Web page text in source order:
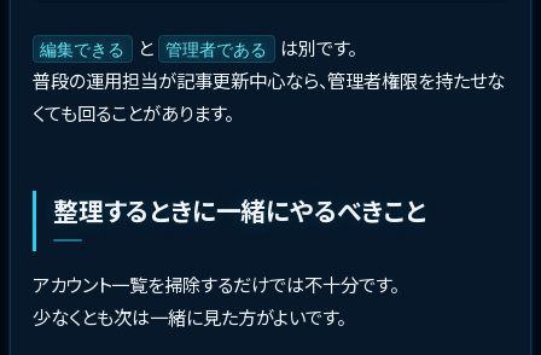
編集できる と 管理者である
は別です。
普段の運用担当が記事更新中心なら、管理者権限を持たせな
くても回ることがあります。
整理するときに一緒にやるべきこと
アカウント一覧を掃除するだけでは不十分です。
少なくとも次は一緒に見た方がよいです。